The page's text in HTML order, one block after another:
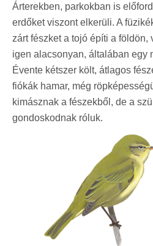
Árterekben, parkokban is
erdőket viszont elkerüli. A
zárt fészket a tojó építi a
igen alacsonyan, általában egy
Évente kétszer költ, átlagos
fiókák hamar, még
kimásznak a fészekből, de a
gondoskodnak róluk.